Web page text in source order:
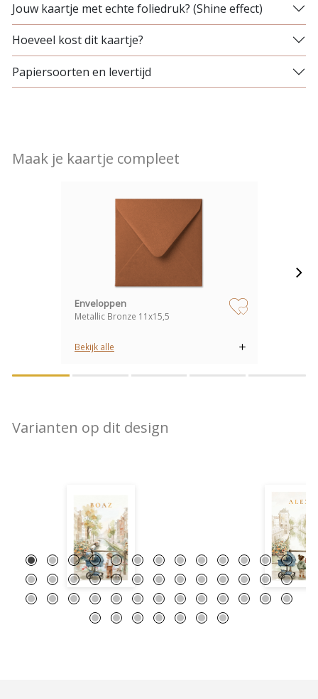
Jouw kaartje met echte foliedruk? (Shine effect)
Hoeveel kost dit kaartje?
Papiersoorten en levertijd
Maak je kaartje compleet
zet op verlanglijstje
Enveloppen
Metallic Bronze 11x15,5
Bekijk alle
Varianten op dit design